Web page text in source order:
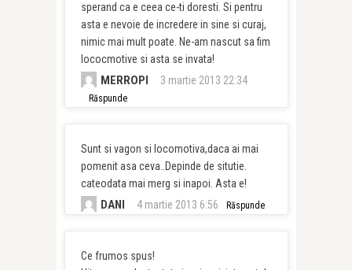
sperand ca e ceea ce-ti doresti. Si pentru
asta e nevoie de incredere in sine si curaj,
nimic mai mult poate. Ne-am nascut sa fim
lococmotive si asta se invata!
MERROPI 3 martie 2013 22:34
Răspunde
Sunt si vagon si locomotiva,daca ai mai
pomenit asa ceva..Depinde de situtie.
cateodata mai merg si inapoi. Asta e!
DANI 4 martie 2013 6:56 Răspunde
Ce frumos spus!